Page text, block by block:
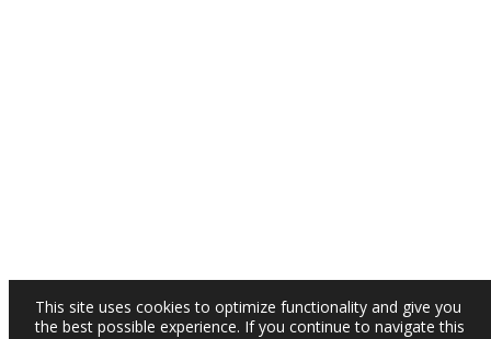
This site uses cookies to optimize functionality and give you
the best possible experience. If you continue to navigate this